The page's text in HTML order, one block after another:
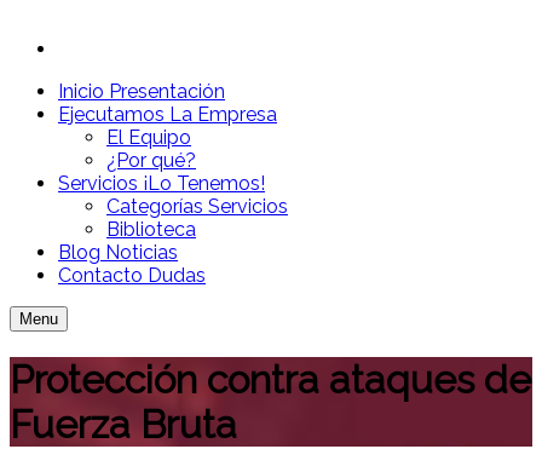
Inicio Presentación
Ejecutamos La Empresa
El Equipo
¿Por qué?
Servicios ¡Lo Tenemos!
Categorías Servicios
Biblioteca
Blog Noticias
Contacto Dudas
Menu
Protección contra ataques de
Fuerza Bruta